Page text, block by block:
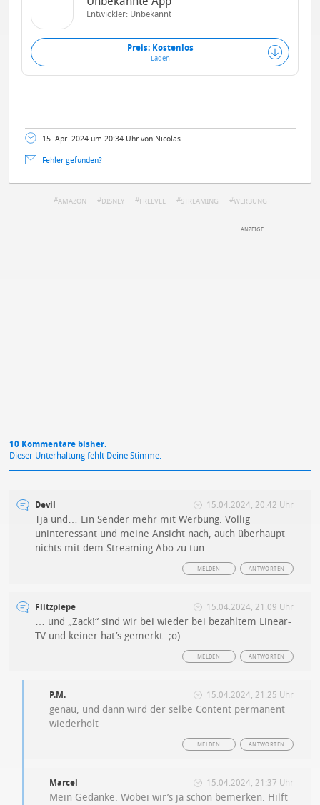
Entwickler: Unbekannt
Preis: Kostenlos
Laden
15. Apr. 2024 um 20:34 Uhr von Nicolas
Fehler gefunden?
AMAZON DISNEY FREEVEE STREAMING WERBUNG
10 Kommentare bisher.
Dieser Unterhaltung fehlt Deine Stimme.
Devil 15.04.2024, 20:42 Uhr
Tja und… Ein Sender mehr mit Werbung. Völlig
uninteressant und meine Ansicht nach, auch überhaupt
nichts mit dem Streaming Abo zu tun.
ANTWORTEN
MELDEN
Flitzpiepe 15.04.2024, 21:09 Uhr
… und „Zack!“ sind wir bei wieder bei bezahltem Linear-
TV und keiner hat’s gemerkt. ;o)
ANTWORTEN
MELDEN
P.M. 15.04.2024, 21:25 Uhr
genau, und dann wird der selbe Content permanent
wiederholt
ANTWORTEN
MELDEN
Marcel 15.04.2024, 21:37 Uhr
Mein Gedanke. Wobei wir’s ja schon bemerken. Hilft